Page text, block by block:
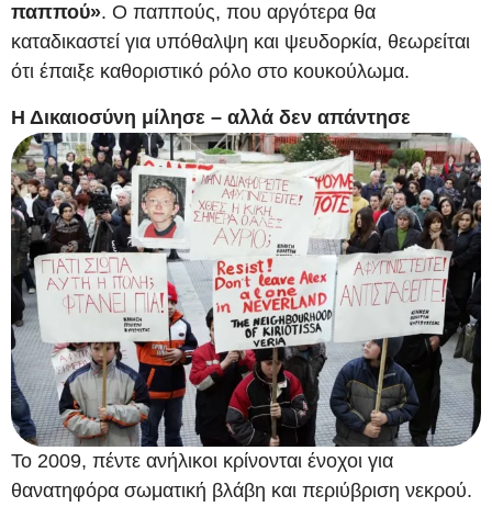
παππού». Ο παππούς, που αργότερα θα
καταδικαστεί για υπόθαλψη και ψευδορκία, θεωρείται
ότι έπαιξε καθοριστικό ρόλο στο κουκούλωμα.
Η Δικαιοσύνη μίλησε – αλλά δεν απάντησε
Το 2009, πέντε ανήλικοι κρίνονται ένοχοι για
θανατηφόρα σωματική βλάβη και περιύβριση νεκρού.